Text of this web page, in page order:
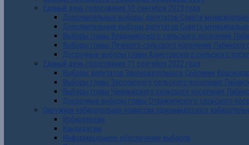
Единый день голосования 10 сентября 2023 года
Дополнительные выборы депутатов Совета
Дополнительные выборы депутатов Совета
Выборы главы Владимирского сельского поселения
Выборы главы Лучевого сельского поселения
Досрочные выборы главы Ахметовского сельского
Единый день голосования 11 сентября 2022 года
Выборы депутатов Законодательного Собрания
Выборы главы Зассовского сельского поселения
Выборы главы Чамлыкского сельского поселения
Досрочные выборы главы Отважненского сельского
Окружная избирательная комиссия одномандатного
Избирателям
Кандидатам
Информационное обеспечение выборов